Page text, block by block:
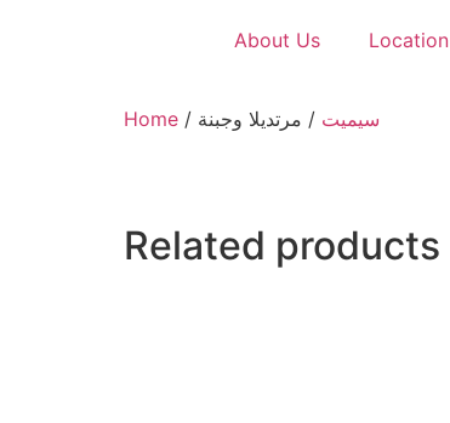
About Us Location
Home / سيميت / مرتديلا وجبنة
Related products